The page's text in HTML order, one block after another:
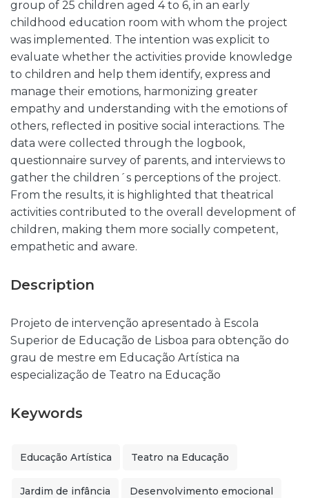
group of 25 children aged 4 to 6, in an early
childhood education room with whom the project
was implemented. The intention was explicit to
evaluate whether the activities provide knowledge
to children and help them identify, express and
manage their emotions, harmonizing greater
empathy and understanding with the emotions of
others, reflected in positive social interactions. The
data were collected through the logbook,
questionnaire survey of parents, and interviews to
gather the children´s perceptions of the project.
From the results, it is highlighted that theatrical
activities contributed to the overall development of
children, making them more socially competent,
empathetic and aware.
Description
Projeto de intervenção apresentado à Escola
Superior de Educação de Lisboa para obtenção do
grau de mestre em Educação Artística na
especialização de Teatro na Educação
Keywords
Educação Artística Teatro na Educação
Jardim de infância Desenvolvimento emocional